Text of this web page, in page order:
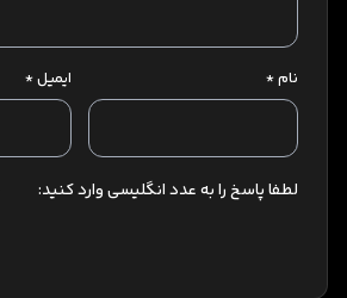
نام* ایمیل*
لطفا پاسخ را به عدد انگلیسی وارد کنید: